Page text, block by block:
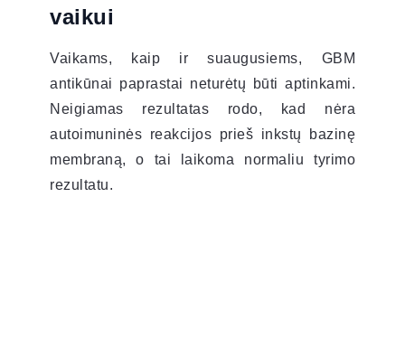
vaikui
Vaikams, kaip ir suaugusiems, GBM
antikūnai paprastai neturėtų būti aptinkami.
Neigiamas rezultatas rodo, kad nėra
autoimuninės reakcijos prieš inkstų bazinę
membraną, o tai laikoma normaliu tyrimo
rezultatu.